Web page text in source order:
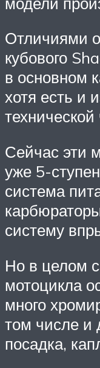
Отличиями
кубового
в основном
хотя есть и
технической
Сейчас эти
уже 5-
система
систему
Но в целом
мотоцикла
много
том числе и
посадка,